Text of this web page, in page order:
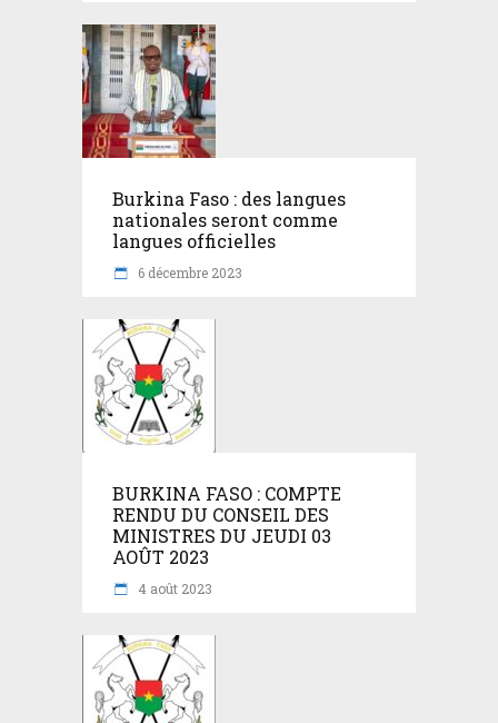
Burkina Faso : des langues
nationales seront comme
langues officielles
6 décembre 2023
BURKINA FASO : COMPTE
RENDU DU CONSEIL DES
MINISTRES DU JEUDI 03
AOÛT 2023
4 août 2023